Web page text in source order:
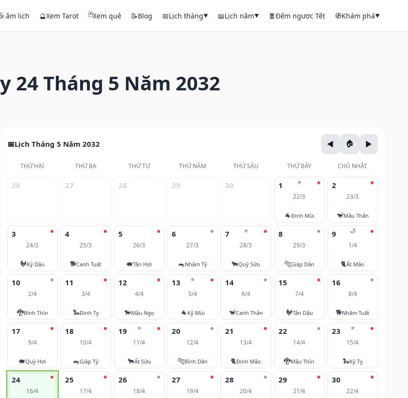
âm lịch 🔮Xem Tarot 🃏Xem quẻ 📝Blog 📅Lịch tháng▼ 📖Lịch năm▼ 🧧Đếm ngược Tết 🧭Khám phá▼
24 Tháng 5 Năm 2032
Lịch Tháng 5 Năm 2032
THỨ HAI THỨ BA THỨ TƯ THỨ NĂM THỨ SÁU THỨ BẢY CHỦ NHẬT
26 27 28 29 30 ⭐
1
22/3
🐐Đinh Mùi
2
23/3
🐒Mậu Thân
3
24/3
🐓Kỷ Dậu
4
25/3
🐕Canh Tuất
5
26/3
🐖Tân Hợi
6
27/3
🐀Nhâm Tý
⭐
7
28/3
🐂Quý Sửu
8
29/3
🐅Giáp Dần
🌙
9
1/4
🐈Ất Mão
10
2/4
🐉Bính Thìn
11
3/4
🐍Đinh Tỵ
12
4/4
🐎Mậu Ngọ
⭐
13
5/4
🐐 Kỷ Mùi
14
6/4
🐒Canh Thân
15
7/4
🐓Tân Dậu
16
8/4
🐕Nhâm Tuất
17
9/4
🐖Quý Hợi
18
10/4
🐀Giáp Tý
⭐
19
11/4
🐂Ất Sửu
20
12/4
🐅Bính Dần
21
13/4
🐈Đinh Mão
22
14/4
🐉Mậu Thìn
⭐
23
15/4
🐍Kỷ Tỵ
24
16/4
25
17/4
26
18/4
27
19/4
28
20/4
29
21/4
30
22/4